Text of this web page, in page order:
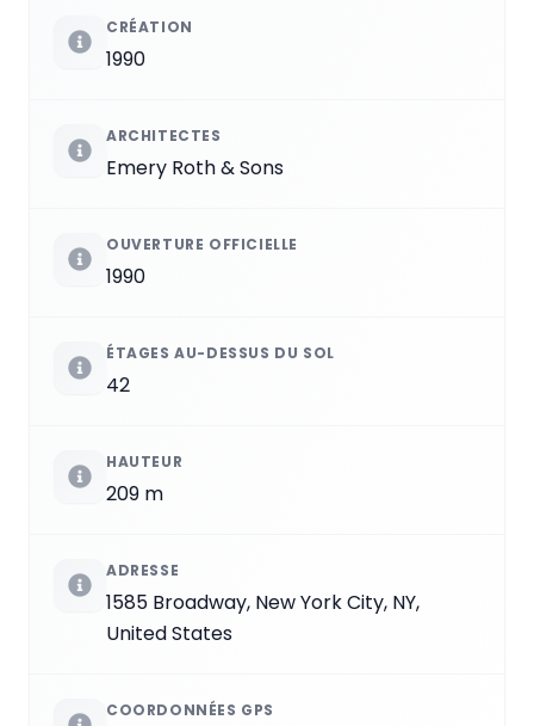
CRÉATION
1990
ARCHITECTES
Emery Roth & Sons
OUVERTURE OFFICIELLE
1990
ÉTAGES AU-DESSUS DU SOL
42
HAUTEUR
209 m
ADRESSE
1585 Broadway, New York City, NY,
United States
COORDONNÉES GPS